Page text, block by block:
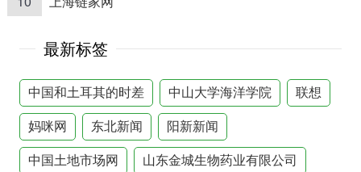
最新标签
中国和土耳其的时差 中山大学海洋学院 联想
妈咪网 东北新闻 阳新新闻
中国土地市场网 山东金城生物药业有限公司